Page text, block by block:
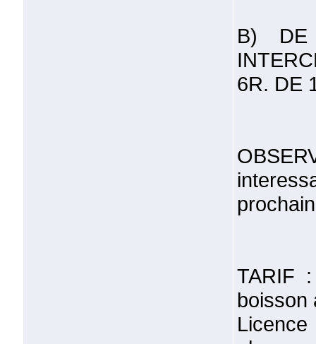
B) DE
6R. DE
TARIF
boisson